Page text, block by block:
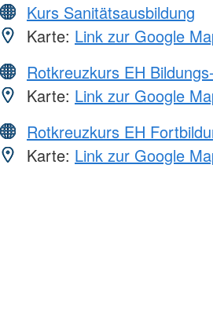
Kurs Sanitätsausbildung
Karte: Link zur Google
Rotkreuzkurs EH
Karte: Link zur Google
Rotkreuzkurs EH
Karte: Link zur Google